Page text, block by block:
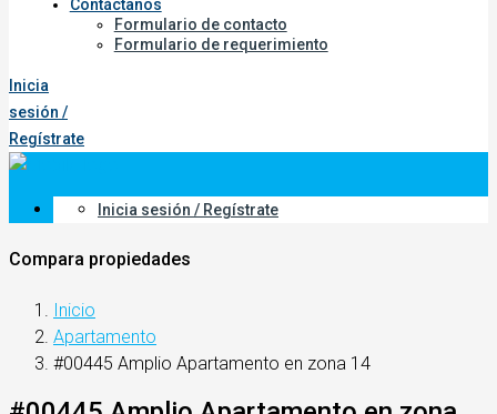
Contáctanos
Formulario de contacto
Formulario de requerimiento
Inicia
sesión /
Regístrate
Inicia sesión / Regístrate
Compara propiedades
Inicio
Apartamento
#00445 Amplio Apartamento en zona 14